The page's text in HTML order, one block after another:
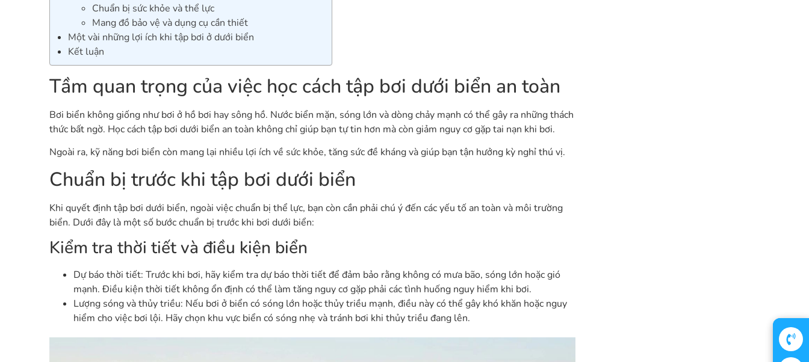
Chuẩn bị sức khỏe và thể lực
Mang đồ bảo vệ và dụng cụ cần thiết
Một vài những lợi ích khi tập bơi ở dưới biển
Kết luận
Tầm quan trọng của việc học cách tập bơi dưới biển an toàn
Bơi biển không giống như bơi ở hồ bơi hay sông hồ. Nước biển mặn, sóng lớn và dòng chảy mạnh có thể gây ra những thách
thức bất ngờ. Học cách tập bơi dưới biển an toàn không chỉ giúp bạn tự tin hơn mà còn giảm nguy cơ gặp tai nạn khi bơi.
Ngoài ra, kỹ năng bơi biển còn mang lại nhiều lợi ích về sức khỏe, tăng sức đề kháng và giúp bạn tận hưởng kỳ nghỉ thú vị.
Chuẩn bị trước khi tập bơi dưới biển
Khi quyết định tập bơi dưới biển, ngoài việc chuẩn bị thể lực, bạn còn cần phải chú ý đến các yếu tố an toàn và môi trường
biển. Dưới đây là một số bước chuẩn bị trước khi bơi dưới biển:
Kiểm tra thời tiết và điều kiện biển
Dự báo thời tiết: Trước khi bơi, hãy kiểm tra dự báo thời tiết để đảm bảo rằng không có mưa bão, sóng lớn hoặc gió
mạnh. Điều kiện thời tiết không ổn định có thể làm tăng nguy cơ gặp phải các tình huống nguy hiểm khi bơi.
Lượng sóng và thủy triều: Nếu bơi ở biển có sóng lớn hoặc thủy triều mạnh, điều này có thể gây khó khăn hoặc nguy
hiểm cho việc bơi lội. Hãy chọn khu vực biển có sóng nhẹ và tránh bơi khi thủy triều đang lên.